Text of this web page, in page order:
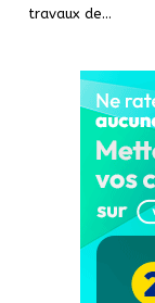
travaux de…